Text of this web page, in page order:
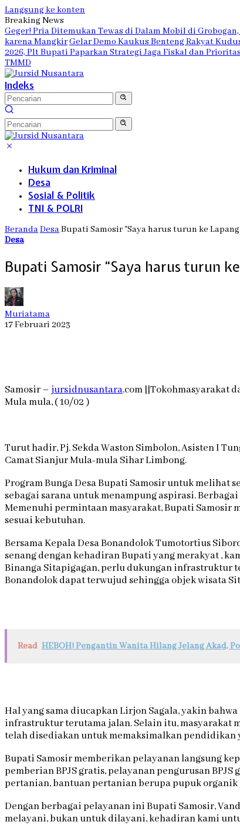
Langsung ke konten
Breaking News
Geger! Pria Ditemukan Tewas di Dalam Mobil di
karena MangkirGelar Demo Kaukus Benteng Rakyat
2026, Plt Bupati Paparkan Strategi Jaga Fiskal dan
TMMD
Indeks
Hukum dan Kriminal
Desa
Sosial & Politik
TNI & POLRI
BerandaDesaBupati Samosir "Saya harus turun ke
Desa
Bupati Samosir “Saya harus turun
Muriatama
17 Februari 2023
Samosir –jursidnusantara.com ||Tokohmasyarakat
Mula mula, ( 10/02 )
Turut hadir, Pj. Sekda Waston Simbolon, Asisten I
Camat Sianjur Mula-mula Sihar Limbong.
Program Bunga Desa Bupati Samosir untuk melihat
sebagai sarana untuk menampung aspirasi.
Memenuhi permintaan masyarakat, Bupati Samosir
sesuai kebutuhan.
Bersama Kepala Desa Bonandolok Tumotortius
senang dengan kehadiran Bupati yang merakyat ,
Binanga Sitapigagan, perlu dukungan infrastruktur
Bonandolok dapat terwujud sehingga objek wisata
Read HEBOH! Pengantin Wanita Hilang Jelang Akad,
Hal yang sama diucapkan Lirjon Sagala, yakin
infrastruktur terutama jalan. Selain itu, masyarakat
telah disediakan untuk memaksimalkan pendidikan
Bupati Samosir memberikan pelayanan langsung
pemberian BPJS gratis, pelayanan pengurusan
pertanian, bantuan pertanian berupa pupuk
Dengan berbagai pelayanan ini Bupati Samosir,
melayani, bukan untuk dilayani, kehadiran kami